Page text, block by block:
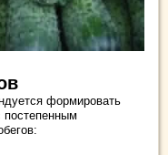
формировать
постепенным